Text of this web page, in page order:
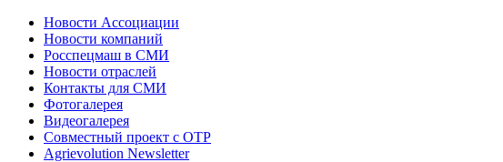
Новости Ассоциации
Новости компаний
Росспецмаш в СМИ
Новости отраслей
Контакты для СМИ
Фотогалерея
Видеогалерея
Совместный проект с ОТР
Agrievolution Newsletter